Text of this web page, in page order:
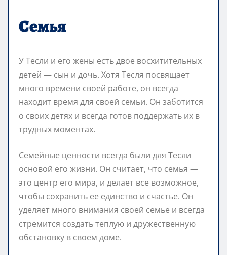
Семья
У Тесли и его жены есть двое восхитительных
детей — сын и дочь. Хотя Тесля посвящает
много времени своей работе, он всегда
находит время для своей семьи. Он заботится
о своих детях и всегда готов поддержать их в
трудных моментах.
Семейные ценности всегда были для Тесли
основой его жизни. Он считает, что семья —
это центр его мира, и делает все возможное,
чтобы сохранить ее единство и счастье. Он
уделяет много внимания своей семье и всегда
стремится создать теплую и дружественную
обстановку в своем доме.